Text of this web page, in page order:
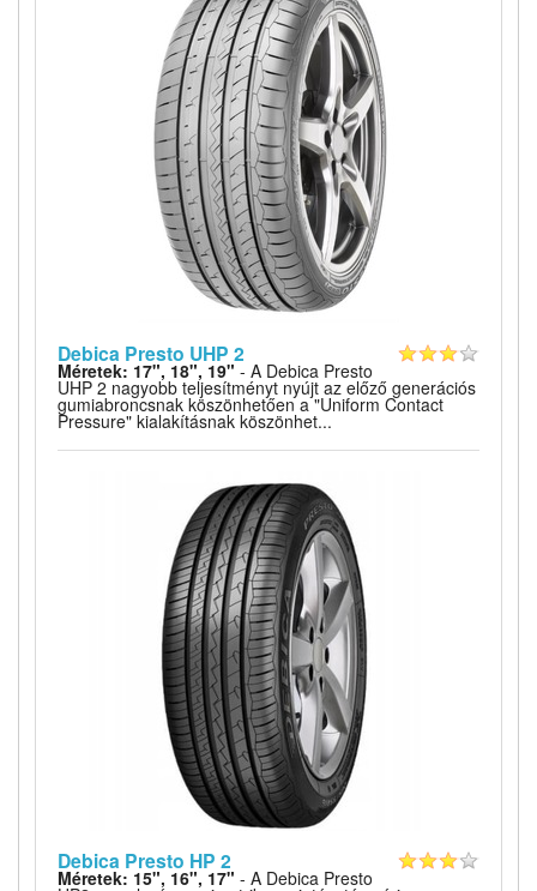
Debica Presto UHP 2
Méretek: 17", 18", 19" - A Debica Presto
UHP 2 nagyobb teljesítményt nyújt az előző generációs
gumiabroncsnak köszönhetően a "Uniform Contact
Pressure" kialakításnak köszönhet...
Debica Presto HP 2
Méretek: 15", 16", 17" - A Debica Presto